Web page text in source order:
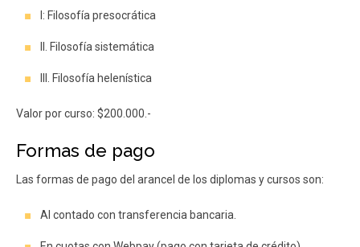
I: Filosofía presocrática
II. Filosofía sistemática
III. Filosofía helenística
Valor por curso: $200.000.-
Formas de pago
Las formas de pago del arancel de los diplomas y cursos son:
Al contado con transferencia bancaria.